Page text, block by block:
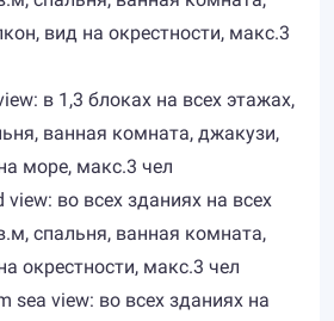
вид на окрестности, макс.3
в 1,3 блоках на всех этажах,
ванная комната, джакузи,
море, макс.3 чел
view: во всех зданиях на всех
спальня, ванная комната,
окрестности, макс.3 чел
sea view: во всех зданиях на